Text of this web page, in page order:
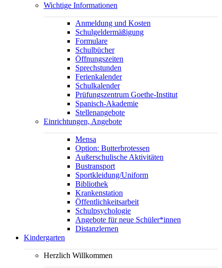
Wichtige Informationen
Anmeldung und Kosten
Schulgeldermäßigung
Formulare
Schulbücher
Öffnungszeiten
Sprechstunden
Ferienkalender
Schulkalender
Prüfungszentrum Goethe-Institut
Spanisch-Akademie
Stellenangebote
Einrichtungen, Angebote
Mensa
Option: Butterbrotessen
Außerschulische Aktivitäten
Bustransport
Sportkleidung/Uniform
Bibliothek
Krankenstation
Öffentlichkeitsarbeit
Schulpsychologie
Angebote für neue Schüler*innen
Distanzlernen
Kindergarten
Herzlich Willkommen